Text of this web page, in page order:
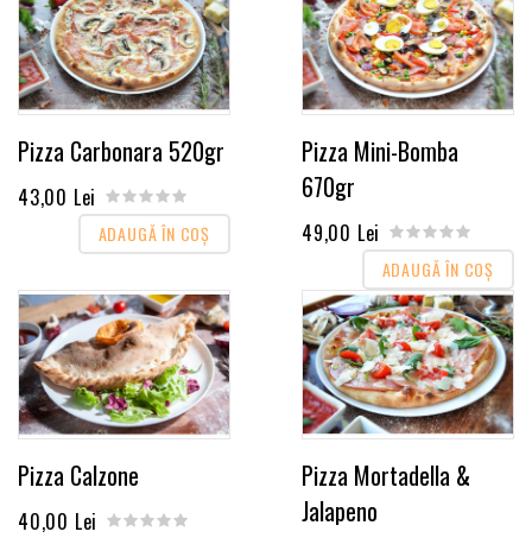
Pizza Carbonara 520gr
43,00 Lei
ADAUGĂ ÎN COŞ
Pizza Mini-Bomba
670gr
49,00 Lei
ADAUGĂ ÎN COŞ
Pizza Calzone
40,00 Lei
Pizza Mortadella &
Jalapeno